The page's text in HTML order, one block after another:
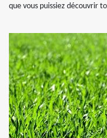
que vous puissiez découvrir